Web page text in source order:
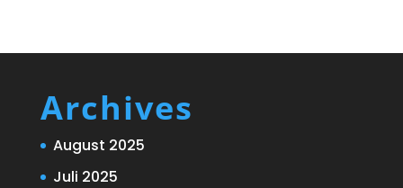
Archives
August 2025
Juli 2025